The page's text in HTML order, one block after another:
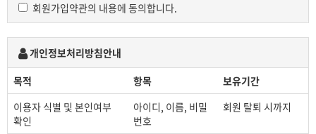
2. 애드컬리지 회원은 회원 가입 시, 팀/기수/이름으로 닉
네임을 설정해야만 등업 및 회원 게시판 이용이 가능합니
닉네임을 설정하지 않을 시 등업 및 회원게시판 이용이
불가능하며, 관련 문의 사항이 있을 시 웹미디어부(adcoll
ege1990@gmail.com)로 문의 바랍니다.
3. 애드컬리지는 광고에 관심 있는 많은 여러분께 더 가깝
회원가입약관의 내용에 동의합니다.
개인정보처리방침안내
목적
항목
보유기간
이용자 식별 및 본인여부
확인
아이디, 이름, 비밀
번호
회원 탈퇴 시까지